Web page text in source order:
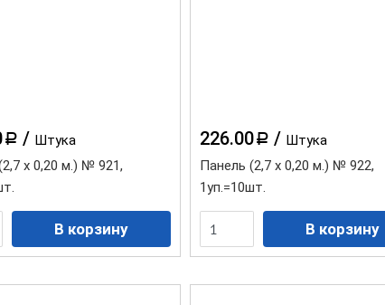
a / Штука
х 0,20 м.) № 921,
226.00 a / Штука
Панель (2,7 х 0,20 м.) № 922,
1уп.=10шт.